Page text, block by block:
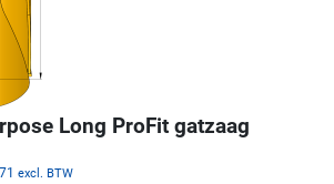
Long ProFit gatzaag
excl. BTW